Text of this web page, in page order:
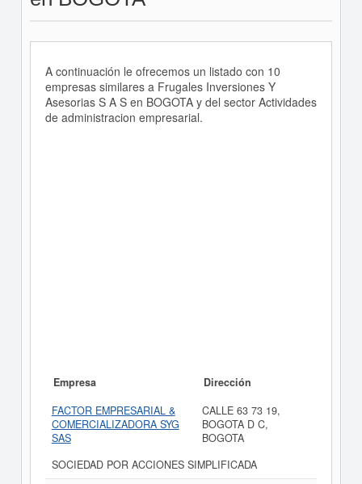
A continuación le ofrecemos un listado con 10
empresas similares a Frugales Inversiones Y
Asesorias S A S en BOGOTA y del sector Actividades
de administracion empresarial.
Empresa
Dirección
FACTOR EMPRESARIAL &
COMERCIALIZADORA SYG
SAS
CALLE 63 73 19,
BOGOTA D C,
BOGOTA
SOCIEDAD POR ACCIONES SIMPLIFICADA